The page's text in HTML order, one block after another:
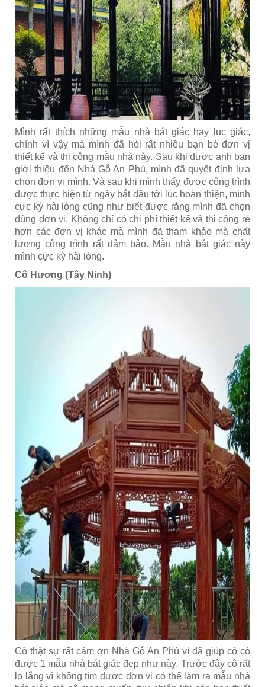
Mình rất thích những mẫu nhà bát giác hay lục giác,
chính vì vậy mà mình đã hỏi rất nhiều bạn bè đơn vị
thiết kế và thi công mẫu nhà này. Sau khi được anh bạn
giới thiệu đến Nhà Gỗ An Phú, mình đã quyết định lựa
chọn đơn vị mình. Và sau khi mình thấy được công trình
được thực hiện từ ngày bắt đầu tới lúc hoàn thiện, mình
cực kỳ hài lòng cũng như biết được rằng mình đã chọn
đúng đơn vị. Không chỉ có chi phí thiết kế và thi công rẻ
hơn các đơn vị khác mà mình đã tham khảo mà chất
lượng công trình rất đảm bảo. Mẫu nhà bát giác này
mình cực kỳ hài lòng.
Cô Hương (Tây Ninh)
Cô thật sự rất cảm ơn Nhà Gỗ An Phú vì đã giúp cô có
được 1 mẫu nhà bát giác đẹp như này. Trước đây cô rất
lo lắng vì không tìm được đơn vị có thể làm ra mẫu nhà